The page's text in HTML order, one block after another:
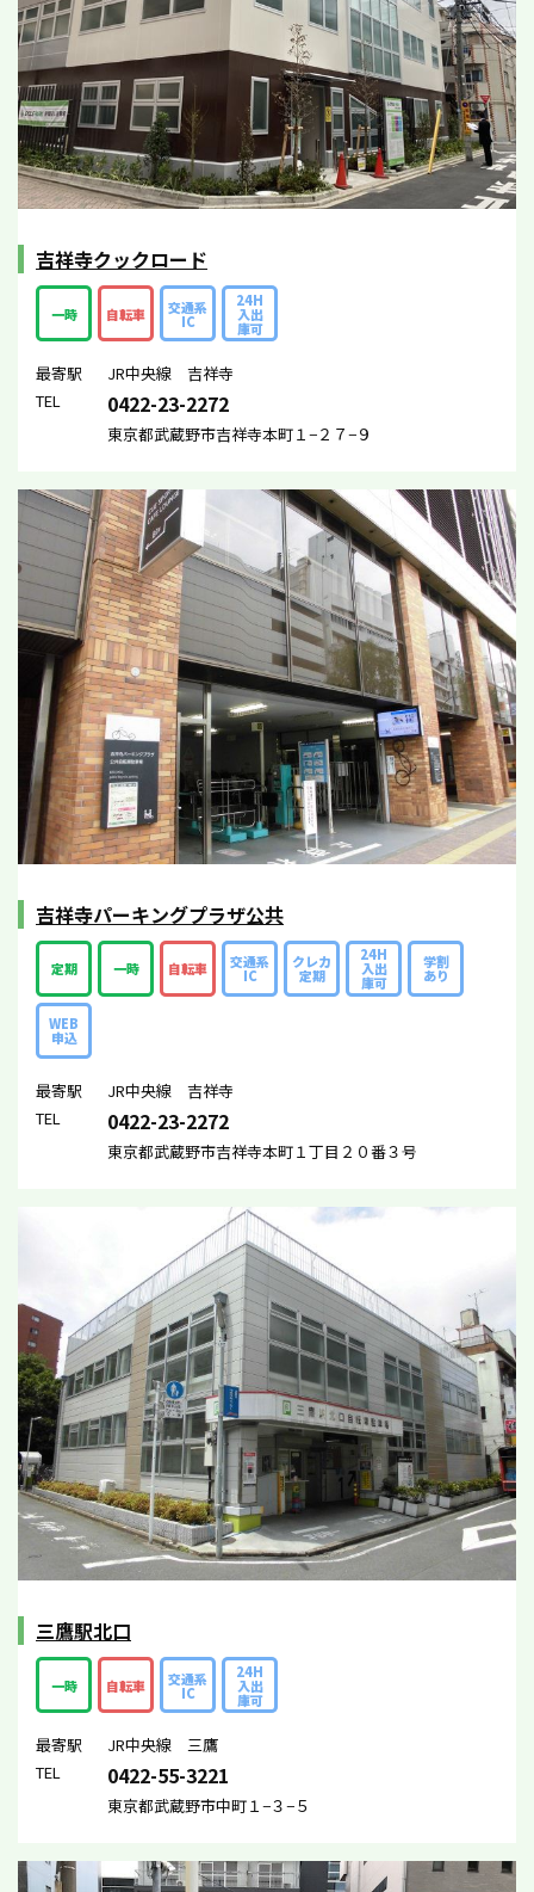
吉祥寺クックロード
一時 自転車 交通系
IC
24H
入出
庫可
最寄駅
JR中央線 吉祥寺
TEL
0422-23-2272
東京都武蔵野市吉祥寺本町１−２７−９
吉祥寺パーキングプラザ公共
定期 一時 自転車 交通系
IC
クレカ
定期
24H
入出
庫可
学割
あり
WEB
申込
最寄駅
JR中央線 吉祥寺
TEL
0422-23-2272
東京都武蔵野市吉祥寺本町１丁目２０番３号
三鷹駅北口
一時 自転車 交通系
IC
24H
入出
庫可
最寄駅
JR中央線 三鷹
TEL
0422-55-3221
東京都武蔵野市中町１−３−５